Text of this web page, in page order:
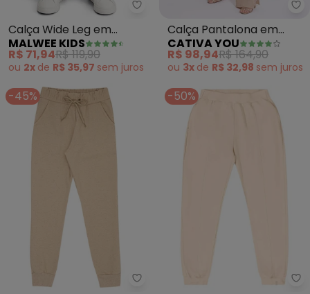
Malwee Kids - Calça Wide Leg
Calça Wide Leg em
Cotton (Areia)
MALWEE KIDS
R$ 71,94R$ 119,90
ou 2x de R$ 35,97 sem juros
Calça Pantalona em
Canelado (Bege)
CATIVA YOU
R$ 98,94R$ 164,90
ou 3x de R$ 32,98 sem juros
-45%
Pulla Bulla - Calça Infantil
-50%